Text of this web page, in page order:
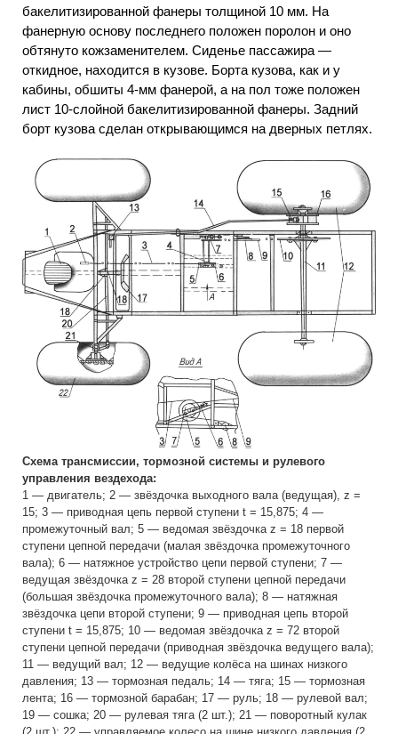
бакелитизированной фанеры толщиной 10 мм. На
фанерную основу последнего положен поролон и оно
обтянуто кожзаменителем. Сиденье пассажира —
откидное, находится в кузове. Борта кузова, как и у
кабины, обшиты 4-мм фанерой, а на пол тоже положен
лист 10-слойной бакелитизированной фанеры. Задний
борт кузова сделан открывающимся на дверных петлях.
Схема трансмиссии, тормозной системы и рулевого
управления вездехода:
1 — двигатель; 2 — звёздочка выходного вала (ведущая), z =
15; 3 — приводная цепь первой ступени t = 15,875; 4 —
промежуточный вал; 5 — ведомая звёздочка z = 18 первой
ступени цепной передачи (малая звёздочка промежуточного
вала); 6 — натяжное устройство цепи первой ступени; 7 —
ведущая звёздочка z = 28 второй ступени цепной передачи
(большая звёздочка промежуточного вала); 8 — натяжная
звёздочка цепи второй ступени; 9 — приводная цепь второй
ступени t = 15,875; 10 — ведомая звёздочка z = 72 второй
ступени цепной передачи (приводная звёздочка ведущего вала);
11 — ведущий вал; 12 — ведущие колёса на шинах низкого
давления; 13 — тормозная педаль; 14 — тяга; 15 — тормозная
лента; 16 — тормозной барабан; 17 — руль; 18 — рулевой вал;
19 — сошка; 20 — рулевая тяга (2 шт.); 21 — поворотный кулак